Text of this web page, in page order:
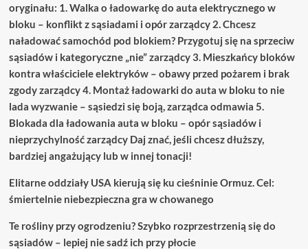
oryginału: 1. Walka o ładowarkę do auta elektrycznego w
bloku – konflikt z sąsiadami i opór zarządcy 2. Chcesz
naładować samochód pod blokiem? Przygotuj się na sprzeciw
sąsiadów i kategoryczne „nie” zarządcy 3. Mieszkańcy bloków
kontra właściciele elektryków – obawy przed pożarem i brak
zgody zarządcy 4. Montaż ładowarki do auta w bloku to nie
lada wyzwanie – sąsiedzi się boją, zarządca odmawia 5.
Blokada dla ładowania auta w bloku – opór sąsiadów i
nieprzychylność zarządcy Daj znać, jeśli chcesz dłuższy,
bardziej angażujący lub w innej tonacji!
Elitarne oddziały USA kierują się ku cieśninie Ormuz. Cel:
śmiertelnie niebezpieczna gra w chowanego
Te rośliny przy ogrodzeniu? Szybko rozprzestrzenią się do
sąsiadów – lepiej nie sadź ich przy płocie